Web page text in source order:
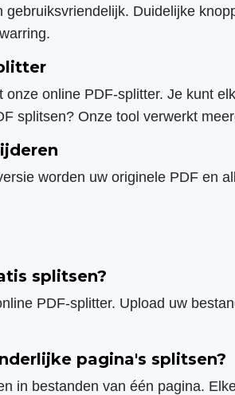
Duidelijke
online PDF-splitter. Je kunt
splitsen? Onze tool verwerkt
worden uw originele PDF en
splitsen?
PDF-splitter. Upload uw
pagina's splitsen?
in bestanden van één pagina.